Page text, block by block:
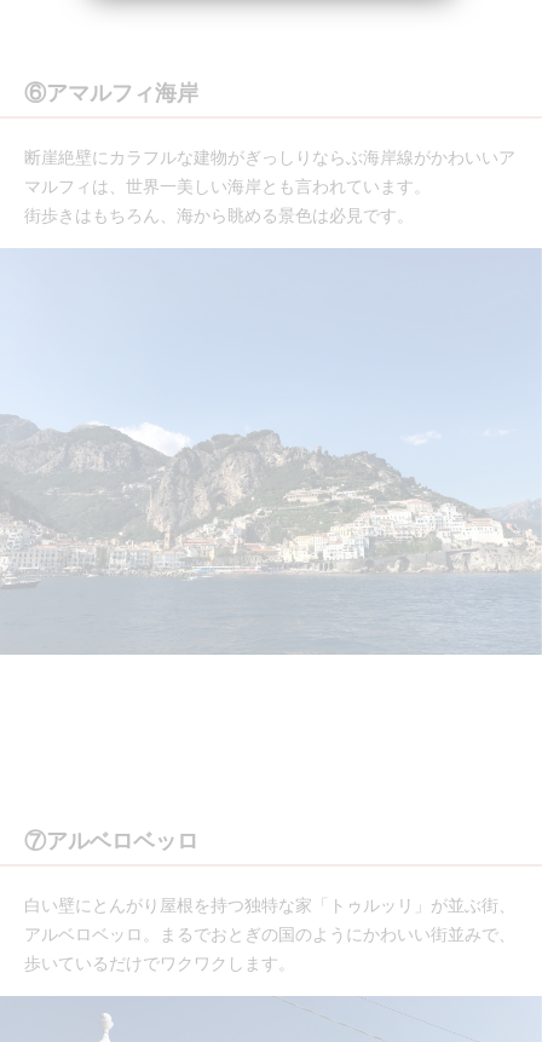
⑥アマルフィ海岸
断崖絶壁にカラフルな建物がぎっしりならぶ海岸線がかわいいア
マルフィは、世界一美しい海岸とも言われています。
街歩きはもちろん、海から眺める景色は必見です。
⑦アルベロベッロ
白い壁にとんがり屋根を持つ独特な家「トゥルッリ」が並ぶ街、
アルベロベッロ。まるでおとぎの国のようにかわいい街並みで、
歩いているだけでワクワクします。